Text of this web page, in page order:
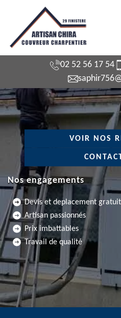
02 52 56 17 54
VOIR NOS
Nos engagements
Devis et deplacement
Artisan passionnés
Prix imbattables
Travail de qualité